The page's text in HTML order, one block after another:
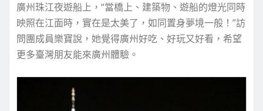
廣州珠江夜遊船上，“當橋上、建築物、遊船的燈光同時
映照在江面時，實在是太美了，如同置身夢境一般！”訪
問團成員樂寶說，她覺得廣州好吃、好玩又好看，希望
更多臺灣朋友能來廣州體驗。